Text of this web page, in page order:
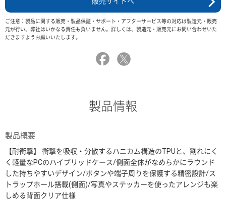
ご注意：製品に関する販売・製品保証・サポート・アフターサービス等の対応は製造元・販売
元が行い、弊社はいかなる責任も負いません。詳しくは、製造元・販売元にお問い合わせいた
だきますようお願いいたします。
製品情報
製品概要
【耐衝撃】 衝撃を吸収・分散するハニカム構造のTPUと、割れにく
く軽量なPCのハイブリッドケース/側面全体がなめらかにラウンド
した持ちやすいデザイン/ボタンや端子周りを保護する精密設計/ス
トラップホール搭載(側面)/写真やステッカーを使ったアレンジも楽
しめる背面クリア仕様